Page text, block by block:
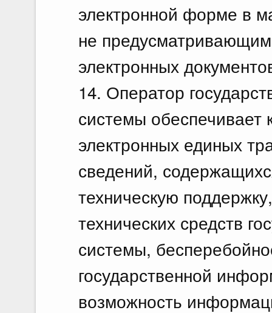
электронной форме в
не
электронных
14. Оператор
системы обеспечивает
электронных единых
сведений,
техническую
технических средств
системы,
государственной
возможность